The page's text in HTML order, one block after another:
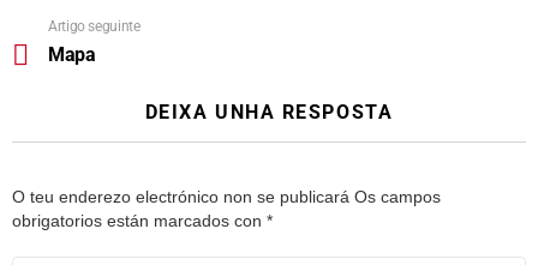
Artigo seguinte
Mapa
DEIXA UNHA RESPOSTA
O teu enderezo electrónico non se publicará Os campos
obrigatorios están marcados con *